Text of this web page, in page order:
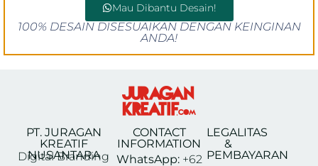
Mau Dibantu Desain!
100% DESAIN DISESUAIKAN DENGAN KEINGINAN
ANDA!
PT. JURAGAN
KREATIF
NUSANTARA
Digital Branding
CONTACT
INFORMATION
WhatsApp:+62
LEGALITAS
&
PEMBAYARAN